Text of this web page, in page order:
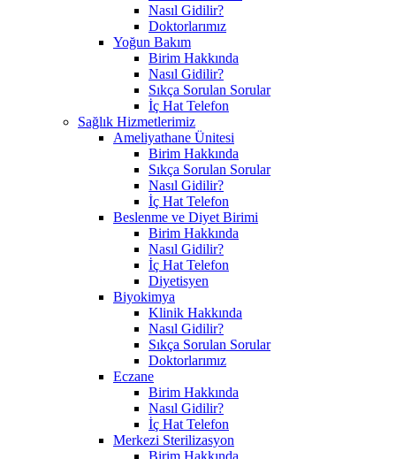
Nasıl Gidilir?
Doktorlarımız
Yoğun Bakım
Birim Hakkında
Nasıl Gidilir?
Sıkça Sorulan Sorular
İç Hat Telefon
Sağlık Hizmetlerimiz
Ameliyathane Ünitesi
Birim Hakkında
Sıkça Sorulan Sorular
Nasıl Gidilir?
İç Hat Telefon
Beslenme ve Diyet Birimi
Birim Hakkında
Nasıl Gidilir?
İç Hat Telefon
Diyetisyen
Biyokimya
Klinik Hakkında
Nasıl Gidilir?
Sıkça Sorulan Sorular
Doktorlarımız
Eczane
Birim Hakkında
Nasıl Gidilir?
İç Hat Telefon
Merkezi Sterilizasyon
Birim Hakkında